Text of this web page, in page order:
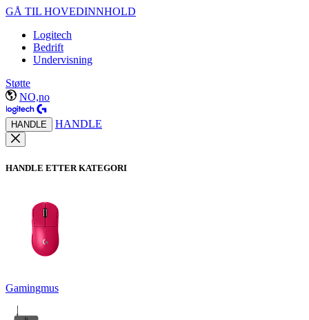
GÅ TIL HOVEDINNHOLD
Logitech
Bedrift
Undervisning
Støtte
NO,no
HANDLE HANDLE
HANDLE ETTER KATEGORI
Gamingmus